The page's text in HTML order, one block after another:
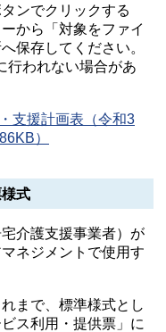
ンでクリックする
から「対象をファイ
保存してください。
行われない場合があ
支援計画表（令和3
）
式
介護支援事業者）が
ネジメントで使用す
れまで、標準様式とし
ス利用・提供票」に